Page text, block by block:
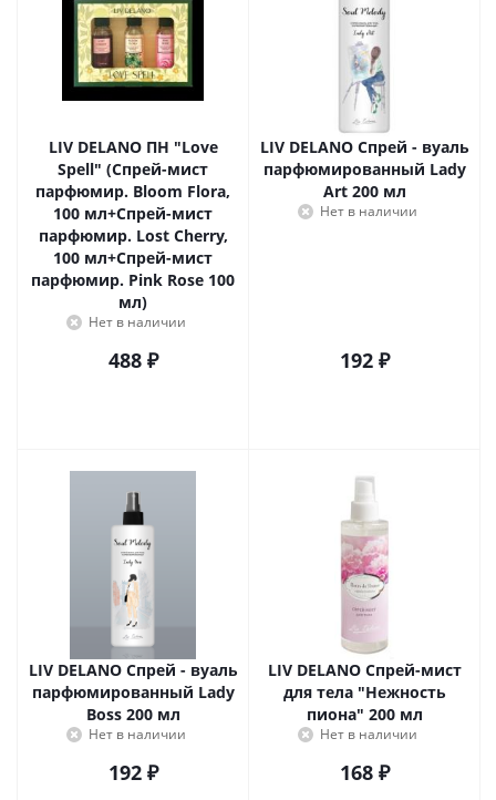
LIV DELANO ПН "Love
Spell" (Спрей-мист
парфюмир. Bloom Flora,
100 мл+Спрей-мист
парфюмир. Lost Cherry,
100 мл+Спрей-мист
парфюмир. Pink Rose 100
мл)
Нет в наличии
488₽
LIV DELANO Спрей - вуаль
парфюмированный Lady
Art 200 мл
Нет в наличии
192₽
LIV DELANO Спрей - вуаль
парфюмированный Lady
Boss 200 мл
Нет в наличии
192₽
LIV DELANO Спрей-мист
для тела "Нежность
пиона" 200 мл
Нет в наличии
168₽